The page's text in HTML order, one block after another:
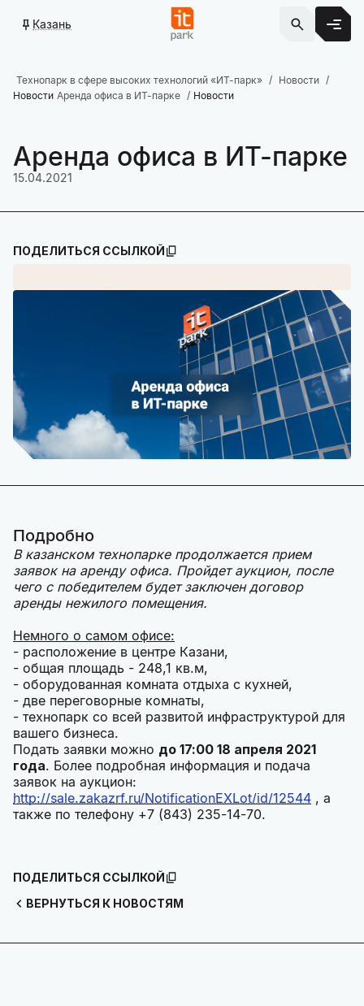
Казань
Технопарк в сфере высоких технологий «ИТ-парк»
Новости
Новости Аренда офиса в ИТ-парке Новости
Аренда офиса в ИТ-парке
15.04.2021
ПОДЕЛИТЬСЯ ССЫЛКОЙ
Подробно
В казанском технопарке продолжается прием
заявок на аренду офиса. Пройдет аукцион, после
чего с победителем будет заключен договор
аренды нежилого помещения.
Немного о самом офисе:
- расположение в центре Казани,
- общая площадь - 248,1 кв.м,
- оборудованная комната отдыха с кухней,
- две переговорные комнаты,
- технопарк со всей развитой инфраструктурой для
вашего бизнеса.
Подать заявки можно до 17:00 18 апреля 2021
года. Более подробная информация и подача
заявок на аукцион:
http://sale.zakazrf.ru/NotificationEXLot/id/12544 , а
также по телефону +7 (843) 235-14-70.
ВЕРНУТЬСЯ К НОВОСТЯМ
ПОДЕЛИТЬСЯ ССЫЛКОЙ